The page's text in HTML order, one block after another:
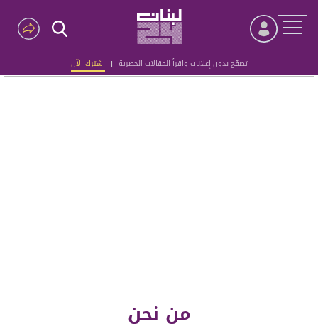
تصفّح بدون إعلانات واقرأ المقالات الحصرية | اشترك الآن
Advertisement
من نحن